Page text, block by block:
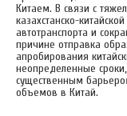
Китаем. В связи с
казахстанско-
автотранспорта и
причине отправка
апробирования
неопределенные
существенным
объемов в Китай.